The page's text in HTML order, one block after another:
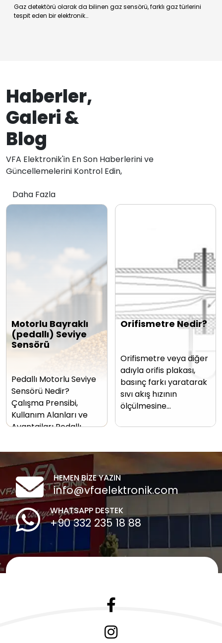
Gaz detektörü olarak da bilinen gaz sensörü, farklı gaz türlerini
tespit eden bir elektronik…
Haberler,
Galeri &
Blog
VFA Elektronik'in En Son Haberlerini ve
Güncellemelerini Kontrol Edin,
Daha Fazla
Motorlu Bayraklı
(pedallı) Seviye
Sensörü
Pedallı Motorlu Seviye
Sensörü Nedir?
Çalışma Prensibi,
Kullanım Alanları ve
Avantajları Pedallı…
Orifismetre Nedir?
Orifismetre veya diğer
adıyla orifis plakası,
basınç farkı yaratarak
sıvı akış hızının
ölçülmesine…
HEMEN BİZE YAZIN
info@vfaelektronik.com
WHATSAPP DESTEK
+90 332 235 18 88